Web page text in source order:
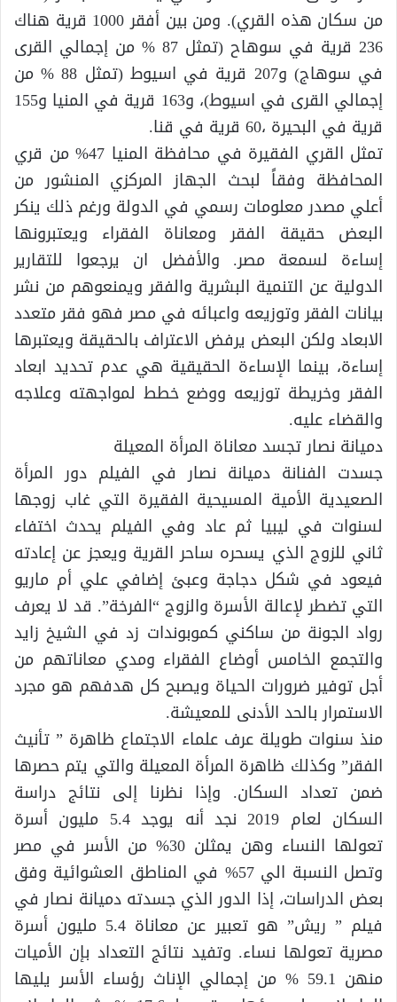
من سكان هذه القري). ومن بين أفقر 1000 قرية هناك
236 قرية في سوهاح (تمثل 87 % من إجمالي القرى
في سوهاج) و207 قرية في اسيوط (تمثل 88 % من
إجمالي القرى في اسيوط)، و163 قرية في المنيا و155
قرية في البحيرة ،60 قرية في قنا.
تمثل القري الفقيرة في محافظة المنيا 47% من قري
المحافظة وفقاً لبحث الجهاز المركزي المنشور من
أعلي مصدر معلومات رسمي في الدولة ورغم ذلك ينكر
البعض حقيقة الفقر ومعاناة الفقراء ويعتبرونها
إساءة لسمعة مصر. والأفضل ان يرجعوا للتقارير
الدولية عن التنمية البشرية والفقر ويمنعوهم من نشر
بيانات الفقر وتوزيعه واعبائه في مصر فهو فقر متعدد
الابعاد ولكن البعض يرفض الاعتراف بالحقيقة ويعتبرها
إساءة، بينما الإساءة الحقيقية هي عدم تحديد ابعاد
الفقر وخريطة توزيعه ووضع خطط لمواجهته وعلاجه
والقضاء عليه.
دميانة نصار تجسد معاناة المرأة المعيلة
جسدت الفنانة دميانة نصار في الفيلم دور المرأة
الصعيدية الأمية المسيحية الفقيرة التي غاب زوجها
لسنوات في ليبيا ثم عاد وفي الفيلم يحدث اختفاء
ثاني للزوج الذي يسحره ساحر القرية ويعجز عن إعادته
فيعود في شكل دجاجة وعبئ إضافي علي أم ماريو
التي تضطر لإعالة الأسرة والزوج “الفرخة”. قد لا يعرف
رواد الجونة من ساكني كموبوندات زد في الشيخ زايد
والتجمع الخامس أوضاع الفقراء ومدي معاناتهم من
أجل توفير ضرورات الحياة ويصبح كل هدفهم هو مجرد
الاستمرار بالحد الأدنى للمعيشة.
منذ سنوات طويلة عرف علماء الاجتماع ظاهرة ” تأنيث
الفقر” وكذلك ظاهرة المرأة المعيلة والتي يتم حصرها
ضمن تعداد السكان. وإذا نظرنا إلى نتائج دراسة
السكان لعام 2019 نجد أنه يوجد 5.4 مليون أسرة
تعولها النساء وهن يمثلن 30% من الأسر في مصر
وتصل النسبة الي 57% في المناطق العشوائية وفق
بعض الدراسات، إذا الدور الذي جسدته دميانة نصار في
فيلم ” ريش” هو تعبير عن معاناة 5.4 مليون أسرة
مصرية تعولها نساء. وتفيد نتائج التعداد بإن الأميات
منهن 59.1 % من إجمالي الإناث رؤساء الأسر يليها